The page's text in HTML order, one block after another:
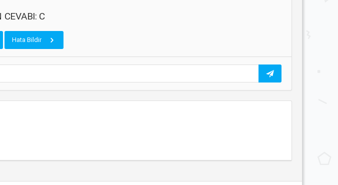
CEVABI: C
Hata Bildir